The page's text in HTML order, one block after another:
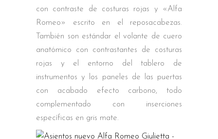
con contraste de costuras rojas y «Alfa
Romeo» escrito en el reposacabezas.
También son estándar el volante de cuero
anatómico con contrastantes de costuras
rojas y el entorno del tablero de
instrumentos y los paneles de las puertas
con acabado efecto carbono, todo
complementado con inserciones
específicas en gris mate.